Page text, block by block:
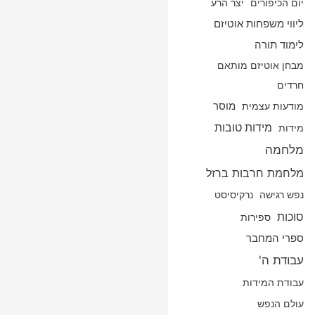
ליווי משפחות אוטיזם
לימוד תורה
מבחן אוטיזם מותאם
חרדים
מודעות עצמית מוסר
מידות מידות טובות
מלחמה
מלחמת חרבות ברזל
נפש רגישה נרקיסיסט
סוכות ספירות
ספרי המחבר
עבודת ה'
עבודת המידות
עולם הנפש